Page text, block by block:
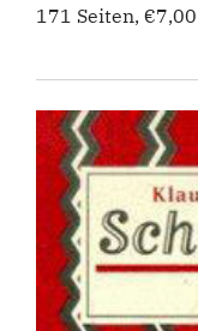
171 Seiten, €7,00